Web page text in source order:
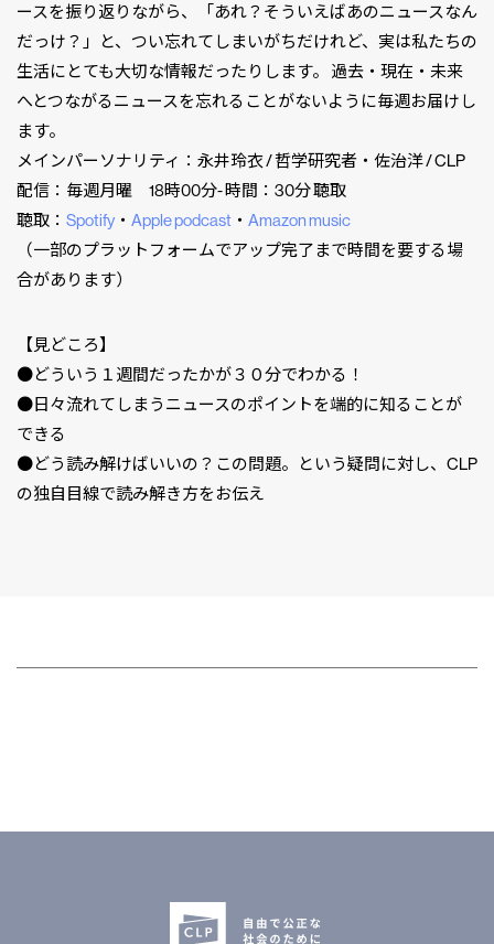
ースを振り返りながら、「あれ？そういえばあのニュースなん
だっけ？」と、つい忘れてしまいがちだけれど、実は私たちの
生活にとても大切な情報だったりします。 過去・現在・未来
へとつながるニュースを忘れることがないように毎週お届けし
ます。
メインパーソナリティ：永井玲衣 / 哲学研究者・佐治洋 / CLP
配信：毎週月曜 18時00分- 時間：30分 聴取
聴取： Spotify ・ Apple podcast ・ Amazon music
（一部のプラットフォームでアップ完了まで時間を要する場
合があります）
【見どころ】
●どういう１週間だったかが３０分でわかる！
●日々流れてしまうニュースのポイントを端的に知ることが
できる
●どう読み解けばいいの？この問題。という疑問に対し、CLP
の独自目線で読み解き方をお伝え